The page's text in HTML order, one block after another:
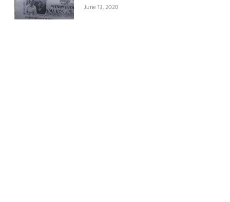
June 13, 2020